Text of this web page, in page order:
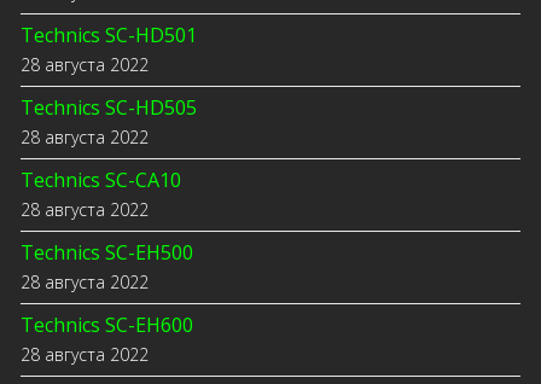
Technics SC-HD501
28 августа 2022
Technics SC-HD505
28 августа 2022
Technics SC-CA10
28 августа 2022
Technics SC-EH500
28 августа 2022
Technics SC-EH600
28 августа 2022